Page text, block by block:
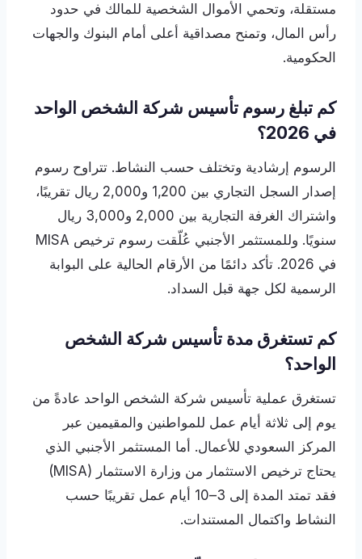
مستقلة، وتحمي الأموال الشخصية للمالك في حدود
رأس المال، وتمنح مصداقية أعلى أمام البنوك والجهات
الحكومية.
كم تبلغ رسوم تأسيس شركة الشخص الواحد
في 2026؟
الرسوم إرشادية وتختلف حسب النشاط. تتراوح رسوم
إصدار السجل التجاري بين 1,200 و2,000 ريال تقريبًا،
واشتراك الغرفة التجارية بين 2,000 و3,000 ريال
سنويًا. وللمستثمر الأجنبي عُلّقت رسوم ترخيص MISA
في 2026. تأكد دائمًا من الأرقام الحالية على البوابة
الرسمية لكل جهة قبل السداد.
كم تستغرق مدة تأسيس شركة الشخص
الواحد؟
تستغرق عملية تأسيس شركة الشخص الواحد عادةً من
يوم إلى ثلاثة أيام عمل للمواطنين والمقيمين عبر
المركز السعودي للأعمال. أما المستثمر الأجنبي الذي
يحتاج ترخيص الاستثمار من وزارة الاستثمار (MISA)
فقد تمتد المدة إلى 3–10 أيام عمل تقريبًا حسب
النشاط واكتمال المستندات.